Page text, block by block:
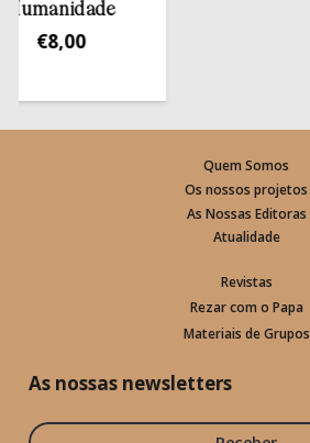
8,00
Quem Somos
Os nossos projetos
As Nossas Editoras
Atualidade
Revistas
Rezar com o Papa
Materiais de Grupos
As nossas newsletters